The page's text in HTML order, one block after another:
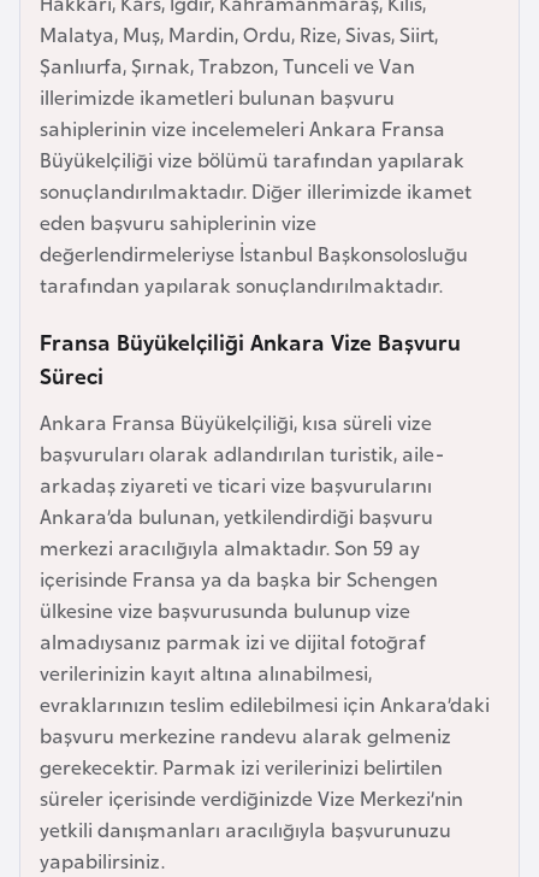
Malatya, Muş, Mardin, Ordu, Rize, Sivas, Siirt,
Şanlıurfa, Şırnak, Trabzon, Tunceli ve Van
illerimizde ikametleri bulunan başvuru
sahiplerinin vize incelemeleri Ankara Fransa
Büyükelçiliği vize bölümü tarafından yapılarak
sonuçlandırılmaktadır. Diğer illerimizde ikamet
eden başvuru sahiplerinin vize
değerlendirmeleriyse İstanbul Başkonsolosluğu
tarafından yapılarak sonuçlandırılmaktadır.
Fransa Büyükelçiliği Ankara Vize Başvuru
Süreci
Ankara Fransa Büyükelçiliği, kısa süreli vize
başvuruları olarak adlandırılan turistik, aile-
arkadaş ziyareti ve ticari vize başvurularını
Ankara’da bulunan, yetkilendirdiği başvuru
merkezi aracılığıyla almaktadır. Son 59 ay
içerisinde Fransa ya da başka bir Schengen
ülkesine vize başvurusunda bulunup vize
almadıysanız parmak izi ve dijital fotoğraf
verilerinizin kayıt altına alınabilmesi,
evraklarınızın teslim edilebilmesi için Ankara’daki
başvuru merkezine randevu alarak gelmeniz
gerekecektir. Parmak izi verilerinizi belirtilen
süreler içerisinde verdiğinizde Vize Merkezi’nin
yetkili danışmanları aracılığıyla başvurunuzu
yapabilirsiniz.
e
ş
e
u
B
l
ç
i
k
a
B
e
n
i
n
B
o